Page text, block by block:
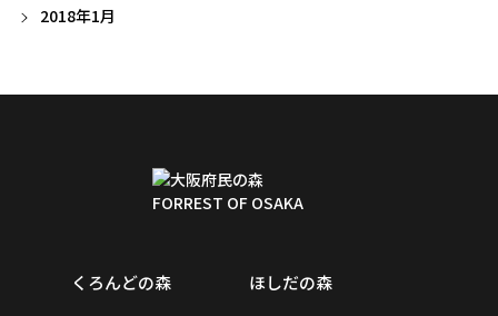
2018年1月
くろんどの森 ほしだの森